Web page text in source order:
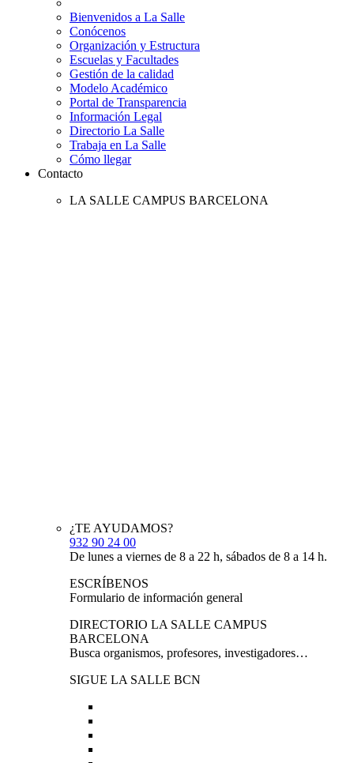
Bienvenidos a La Salle
Conócenos
Organización y Estructura
Escuelas y Facultades
Gestión de la calidad
Modelo Académico
Portal de Transparencia
Información Legal
Directorio La Salle
Trabaja en La Salle
Cómo llegar
Contacto
LA SALLE CAMPUS BARCELONA
¿TE AYUDAMOS?
932 90 24 00
De lunes a viernes de 8 a 22 h, sábados de 8 a 14 h.
ESCRÍBENOS
Formulario de información general
DIRECTORIO LA SALLE CAMPUS
BARCELONA
Busca organismos, profesores, investigadores…
SIGUE LA SALLE BCN